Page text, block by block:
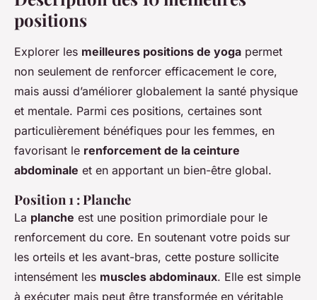
positions
Explorer les meilleures positions de yoga permet
non seulement de renforcer efficacement le core,
mais aussi d’améliorer globalement la santé physique
et mentale. Parmi ces positions, certaines sont
particulièrement bénéfiques pour les femmes, en
favorisant le renforcement de la ceinture
abdominale et en apportant un bien-être global.
Position 1 : Planche
La planche est une position primordiale pour le
renforcement du core. En soutenant votre poids sur
les orteils et les avant-bras, cette posture sollicite
intensément les muscles abdominaux. Elle est simple
à exécuter mais peut être transformée en véritable